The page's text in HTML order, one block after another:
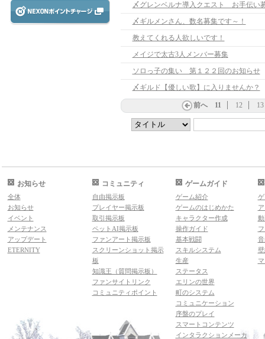
〆グレンベルナ導入クエスト お手伝い
〆ギルメンさん、数名募集です～！
教えてくれる人欲しいです！
メイジで太古3人メンバー募集
ソロっ子の集い 第１２２回のお知らせ
〆ギルド【優しい歌】に入りませんか？
前へ 11 12 13
お知らせ
全体
お知らせ
イベント
メンテナンス
アップデート
ETERNITY
コミュニティ
自由掲示板
プレイヤー掲示板
取引掲示板
ペットAI掲示板
ファンアート掲示板
スクリーンショット掲示
板
知識王（質問掲示板）
ファンサイトリンク
コミュニティポイント
ゲームガイド
ゲーム紹介
ゲームのはじめかた
キャラクター作成
操作ガイド
基本戦闘
スキルシステム
生産
ステータス
エリンの世界
町のシステム
コミュニケーション
序盤のプレイ
スマートコンテンツ
インタラクションメーカ